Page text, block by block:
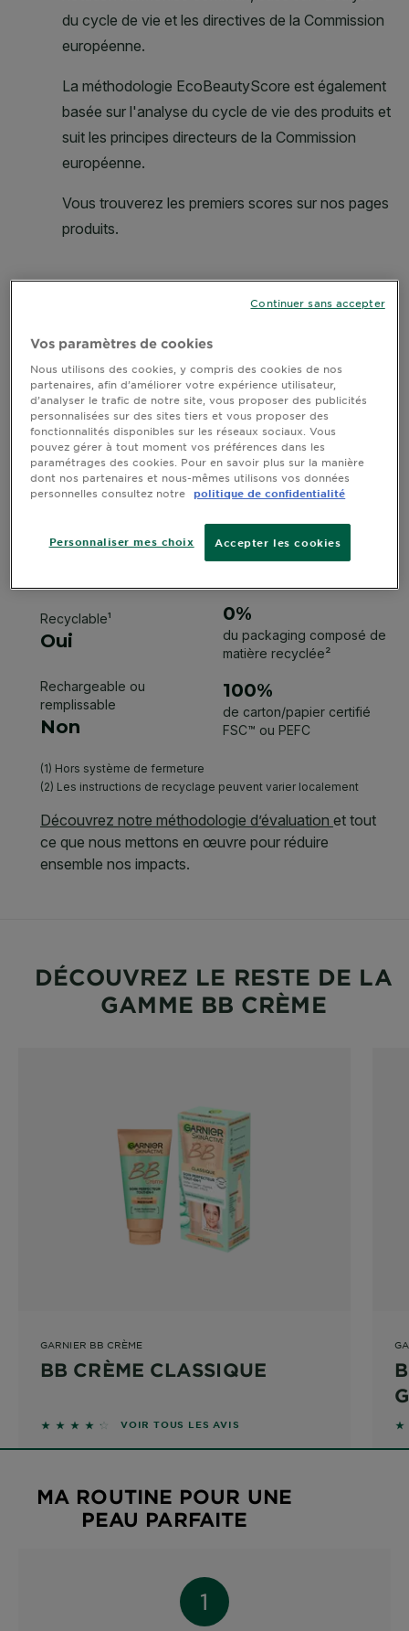
DÉCOUVREZ LE RESTE DE LA
GAMME BB CRÈME
GARNIER BB CRÈME
BB CRÈME CLASSIQUE
4.1667 sur 5 étoiles basé sur les avis
VOIR TOUS LES AVIS
MA ROUTINE POUR UNE
PEAU PARFAITE
Vos paramètres de cookies
Nous utilisons des cookies, y compris des cookies de nos
partenaires, afin d’améliorer votre expérience utilisateur,
d’analyser le trafic de notre site, vous proposer des publicités
personnalisées sur des sites tiers et vous proposer des
fonctionnalités disponibles sur les réseaux sociaux. Vous
pouvez gérer à tout moment vos préférences dans les
paramétrages des cookies. Pour en savoir plus sur la manière
dont nos partenaires et nous-mêmes utilisons vos données
personnelles consultez notre
politique de confidentialité
Accepter les cookies
Personnaliser mes choix
Continuer sans accepter